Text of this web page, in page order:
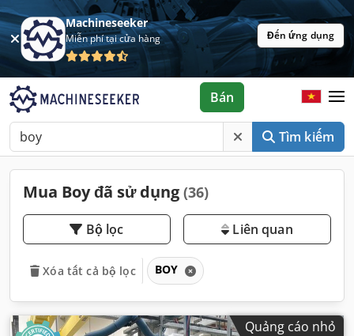
Machineseeker
Miễn phí tại cửa hàng Đến ứng dụng
Tìm kiếm
Bán
Mua Boy đã sử dụng (36)
Bộ lọc Liên quan
Xóa tất cả bộ lọc BOY
Quảng cáo nhỏ